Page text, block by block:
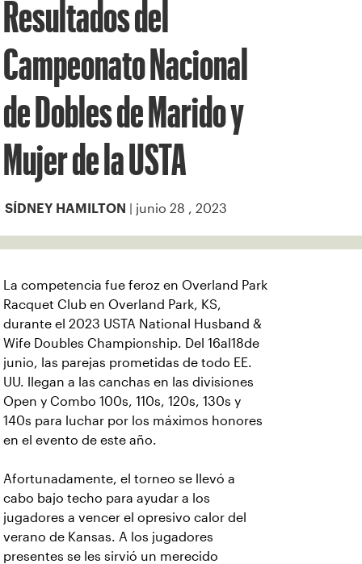
Resultados del
Campeonato Nacional
de Dobles de Marido y
Mujer de la USTA
SÍDNEY HAMILTON | junio 28 , 2023
La competencia fue feroz en Overland Park
Racquet Club en Overland Park, KS,
durante el 2023 USTA National Husband &
Wife Doubles Championship. Del 16al18de
junio, las parejas prometidas de todo EE.
UU. llegan a las canchas en las divisiones
Open y Combo 100s, 110s, 120s, 130s y
140s para luchar por los máximos honores
en el evento de este año.
Afortunadamente, el torneo se llevó a
cabo bajo techo para ayudar a los
jugadores a vencer el opresivo calor del
verano de Kansas. A los jugadores
presentes se les sirvió un merecido